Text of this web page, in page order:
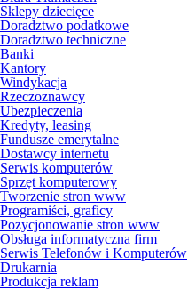
Sklepy dziecięce
Doradztwo podatkowe
Doradztwo techniczne
Banki
Kantory
Windykacja
Rzeczoznawcy
Ubezpieczenia
Kredyty, leasing
Fundusze emerytalne
Dostawcy internetu
Serwis komputerów
Sprzęt komputerowy
Tworzenie stron www
Programiści, graficy
Pozycjonowanie stron www
Obsługa informatyczna firm
Serwis Telefonów i Komputerów
Drukarnia
Produkcja reklam